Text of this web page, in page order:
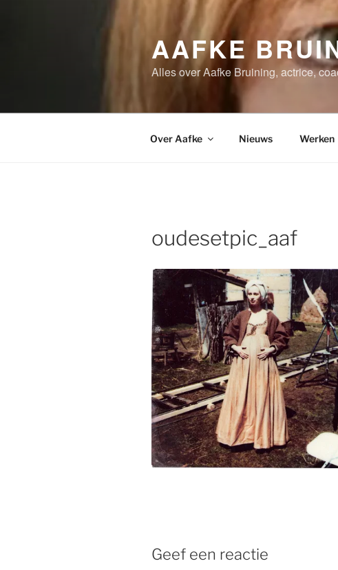
AAFKE
Alles over Aafke Bruining, actrice,
Over Aafke Nieuws Werken
oudesetpic_aaf
Geef een reactie